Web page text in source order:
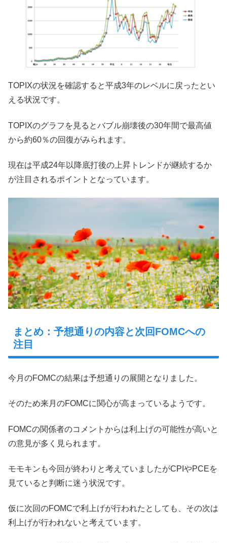
TOPIXの状況を確認すると平成3年のレベルに戻ったとい
える状況です。
TOPIXのグラフを見るとバブル崩壊後の30年間で最高値
から約60％の回復がみられます。
現在は平成24年以降底打後の上昇トレンドが継続するか
が注目されるポイントとなっています。
まとめ：予想通りの内容と次回FOMCへの
注目
今月のFOMCの結果は予想通りの展開となりました。
そのため来月のFOMCに関心が高まっているようです。
FOMCの関係者のコメントからは利上げの可能性が高いと
の意見が多く見られます。
モモキンも今回が終わりと考えていましたがCPIやPCEを
見ていると判断に迷う状況です。
仮に次回のFOMCで利上げが行われたとしても、その次は
利上げが行われないと考えています。